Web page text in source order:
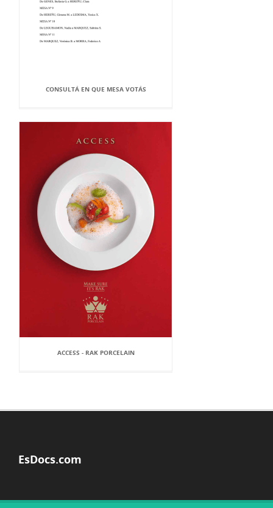
CONSULTÁ EN QUE MESA VOTÁS
ACCESS - RAK PORCELAIN
EsDocs.com